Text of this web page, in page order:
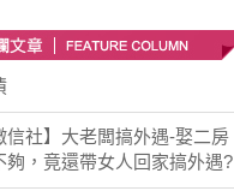
信社】大老闆搞外遇-娶二房
夠，竟還帶女人回家搞外遇?